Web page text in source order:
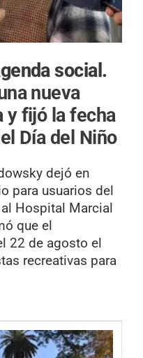
social.
nueva
y fijó la fecha
Día del Niño
dejó en
para usuarios del
Hospital Marcial
que el
22 de agosto el
recreativas para